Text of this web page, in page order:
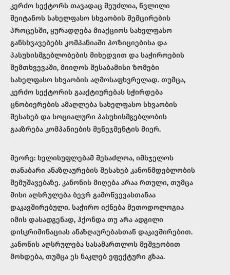
კერძო სექტორს თავადაც შეუძლია, წვლილი
შეიტანოს სახელფასო სხვაობის შემცირების
პროცესში, ყურადღება მიაქციოს სახელფასო
განსხვავებებს კომპანიაში პოზიციებისა და
პასუხისმგებლობების მიხედვით და საჭიროების
შემთხვევაში, მიიღოს შესაბამისი ზომები
სახელფასო სხვაობის აღმოსაფხვრელად. თუმცა,
კერძო სექტორის გააქტიურებას სჭირდება
ცნობიერების ამაღლება სახელფასო სხვაობის
შესახებ და სოციალური პასუხისმგებლობის
გააზრება კომპანიების მენეჯმენტის მიერ.
მეორე: ხელისუფლებამ შესაძლოა, იმსჯელოს
თანაბარი ანაზღაურების შესახებ კანონმდებლობის
შემუშავებაზე. კანონის მიღება არაა რთული, თუმცა
მისი აღსრულება ბევრ გამოწვევასთანაა
დაკავშირებული. საჭირო იქნება მეთოდოლოგია
იმის დასადგენად, ჰქონდა თუ არა ადგილი
დისკრიმინაციას ანაზღაურებასთან დაკავშირებით.
კანონის აღსრულება სასამართლოს მეშვეობით
მოხდება, თუმცა ეს ნაკლებ ეფექტური გზაა.